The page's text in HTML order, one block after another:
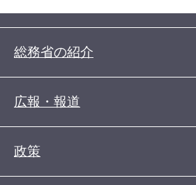
総務省の紹介
広報・報道
政策